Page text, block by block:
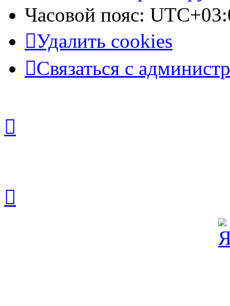
Часовой пояс:
Удалить cookies
Связаться с